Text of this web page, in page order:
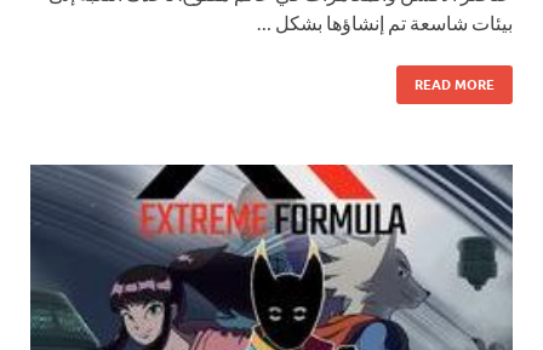
بيئات شاسعة تم إنشاؤها بشكل …
READ MORE